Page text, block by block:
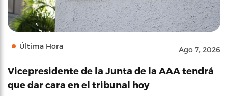
Última Hora Ago 7, 2026
Vicepresidente de la Junta de la AAA tendrá
que dar cara en el tribunal hoy